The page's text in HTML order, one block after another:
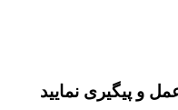
و پیگیری نمایید